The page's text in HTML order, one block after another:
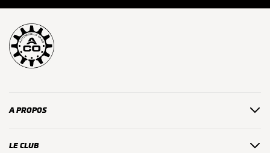
page
A PROPOS
LE CLUB